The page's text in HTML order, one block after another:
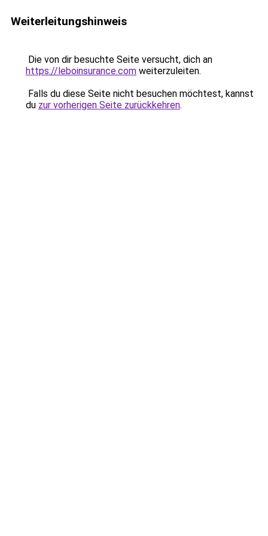
Weiterleitungshinweis
Die von dir besuchte Seite versucht, dich an
https://leboinsurance.com weiterzuleiten.
Falls du diese Seite nicht besuchen möchtest, kannst
du zur vorherigen Seite zurückkehren.